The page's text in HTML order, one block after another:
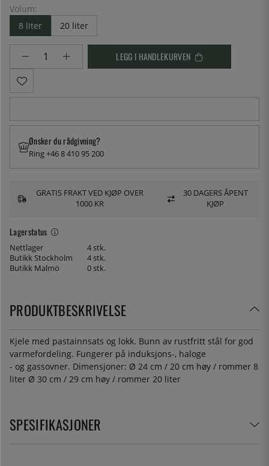
Volum:
8 liter
20 liter
LEGG I HANDLEKURVEN
Lagerstatus
Nettlager
4 stk.
Butikk Stockholm
4 stk.
Butikk Malmö
0 stk.
Ønsker du rådgivning?
Ring +46 8 410 95 200
GRATIS FRAKT VED KJØP OVER
1000 KR
30 DAGERS ÅPENT
KJØP
PRODUKTBESKRIVELSE
Kjele med pastainnsats og lokk. Bunn av rustfritt stål for god
varmefordeling. Fungerer på induksjons-, haloge
- og gassovner. Dimensjoner: Ø 24 cm / 20 cm høy / rommer 8
liter Ø 30 cm / 29 cm høy / rommer 20 liter
SPESIFIKASJONER